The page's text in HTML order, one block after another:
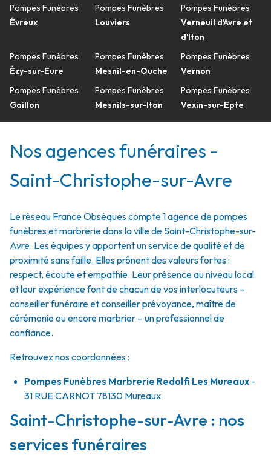
Pompes Funèbres
Évreux
Pompes Funèbres
Ézy-sur-Eure
Pompes Funèbres
Gaillon
Pompes Funèbres
Louviers
Pompes Funèbres
Mesnil-en-Ouche
Pompes Funèbres
Mesnils-sur-Iton
Pompes Funèbres
Verneuil d'Avre et
d'Iton
Pompes Funèbres
Vernon
Pompes Funèbres
Vexin-sur-Epte
Nos agences funéraires -
Saint-Christophe-sur-Avre
Le réseau France Obsèques compte 1 agence de pompes
funèbres et marbrerie dans la ville de Saint-Christophe-sur-
Avre. Les équipes y apportent un service de qualité et de
proximité sans faille. Elles prônent des valeurs fortes :
respect, écoute et empathie. Leur présence au niveau local
et leur expérience font de chacun de vos interlocuteurs –
conseiller funéraire et conseiller prévoyance, maître de
cérémonie ou encore marbrier – un professionnel de
confiance.
Retrouvez nos coordonnées :
Pompes Funèbres Marbrerie Redolfi Les Mureaux -
31 RUE CARNOT 78130 Mureaux
Saint-Christophe-sur-Avre : nos
services funéraires